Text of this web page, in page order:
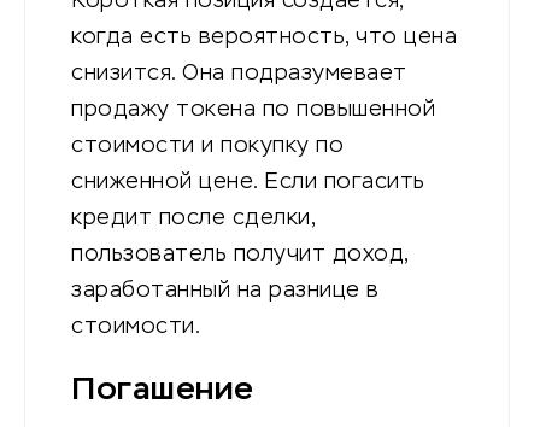
когда есть вероятность, что цена
снизится. Она подразумевает
продажу токена по повышенной
стоимости и покупку по
сниженной цене. Если погасить
кредит после сделки,
пользователь получит доход,
заработанный на разнице в
стоимости.
Погашение